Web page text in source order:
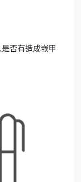
否有造成嵌甲